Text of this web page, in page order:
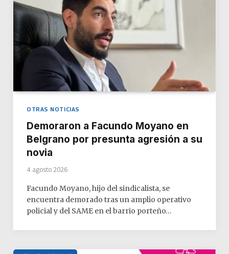
OTRAS NOTICIAS
Demoraron a Facundo Moyano en
Belgrano por presunta agresión a su
novia
4 agosto 2026
Facundo Moyano, hijo del sindicalista, se
encuentra demorado tras un amplio operativo
policial y del SAME en el barrio porteño…